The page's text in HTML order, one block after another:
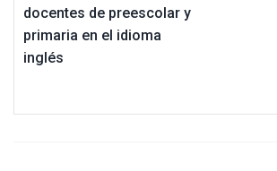
docentes de preescolar y
primaria en el idioma
inglés